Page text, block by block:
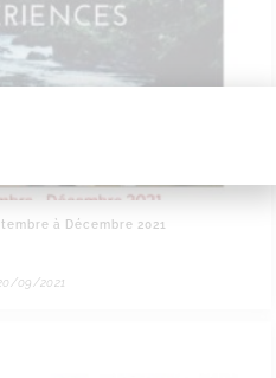
à Décembre 2021
20/09/2021